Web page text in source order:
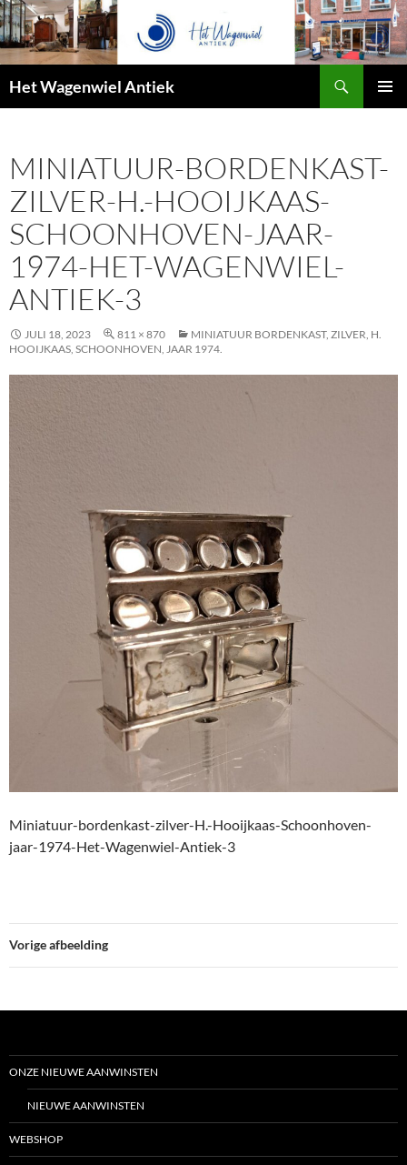
Het Wagenwiel Antiek
MINIATUUR-BORDENKAST-
ZILVER-H.-HOOIJKAAS-
SCHOONHOVEN-JAAR-
1974-HET-WAGENWIEL-
ANTIEK-3
JULI 18, 2023 811 × 870
MINIATUUR BORDENKAST, ZILVER, H.
HOOIJKAAS, SCHOONHOVEN, JAAR 1974.
Miniatuur-bordenkast-zilver-H.-Hooijkaas-Schoonhoven-
jaar-1974-Het-Wagenwiel-Antiek-3
Vorige afbeelding
ONZE NIEUWE AANWINSTEN
NIEUWE AANWINSTEN
WEBSHOP